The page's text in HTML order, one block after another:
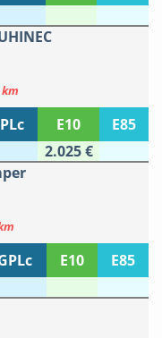
E10
E85
2.025 €
E10
E85